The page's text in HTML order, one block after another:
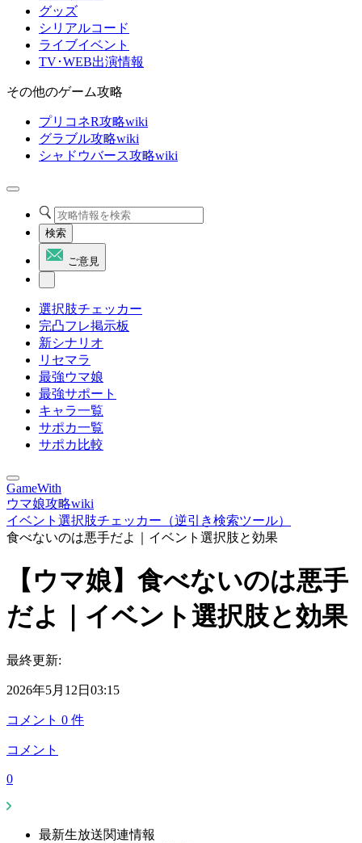
グッズ
シリアルコード
ライブイベント
TV･WEB出演情報
その他のゲーム攻略
プリコネR攻略wiki
グラブル攻略wiki
シャドウバース攻略wiki
検索
ご意見
選択肢チェッカー
完凸フレ掲示板
新シナリオ
リセマラ
最強ウマ娘
最強サポート
キャラ一覧
サポカ一覧
サポカ比較
GameWith
ウマ娘攻略wiki
イベント選択肢チェッカー（逆引き検索ツール）
食べないのは悪手だよ｜イベント選択肢と効果
【ウマ娘】食べないのは悪手
だよ｜イベント選択肢と効果
最終更新:
2026年5月12日03:15
コメント 0 件
コメント
0
最新生放送関連情報